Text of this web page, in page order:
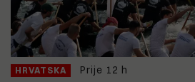
HRVATSKA Prije 12 h